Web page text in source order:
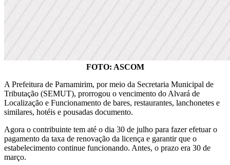
FOTO: ASCOM
A Prefeitura de Parnamirim, por meio da Secretaria Municipal de
Tributação (SEMUT), prorrogou o vencimento do Alvará de
Localização e Funcionamento de bares, restaurantes, lanchonetes e
similares, hotéis e pousadas documento.
Agora o contribuinte tem até o dia 30 de julho para fazer efetuar o
pagamento da taxa de renovação da licença e garantir que o
estabelecimento continue funcionando. Antes, o prazo era 30 de
março.